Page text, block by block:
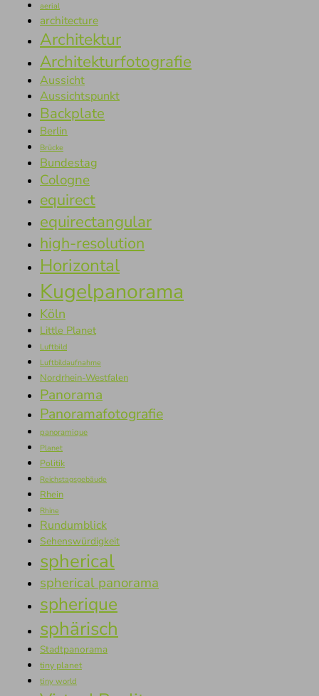
aerial
architecture
Architektur
Architekturfotografie
Aussicht
Aussichtspunkt
Backplate
Berlin
Brücke
Bundestag
Cologne
equirect
equirectangular
high-resolution
Horizontal
Kugelpanorama
Köln
Little Planet
Luftbild
Luftbildaufnahme
Nordrhein-Westfalen
Panorama
Panoramafotografie
panoramique
Planet
Politik
Reichstagsgebäude
Rhein
Rhine
Rundumblick
Sehenswürdigkeit
spherical
spherical panorama
spherique
sphärisch
Stadtpanorama
tiny planet
tiny world